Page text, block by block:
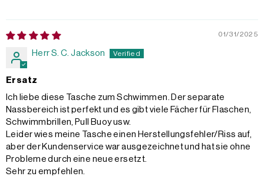
01/31/2025
Herr S. C. Jackson
Ersatz
Ich liebe diese Tasche zum Schwimmen. Der separate
Nassbereich ist perfekt und es gibt viele Fächer für Flaschen,
Schwimmbrillen, Pull Buoy usw.
Leider wies meine Tasche einen Herstellungsfehler/Riss auf,
aber der Kundenservice war ausgezeichnet und hat sie ohne
Probleme durch eine neue ersetzt.
Sehr zu empfehlen.